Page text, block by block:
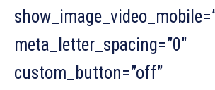
meta_letter_spacing=”0″
custom_button=”off”